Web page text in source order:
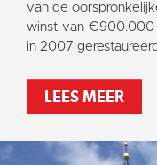
Algemeen
Historie
Activiteiten
Contact
van de
winst van €900.000
in 2007
LEES MEER